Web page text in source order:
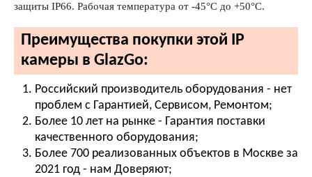
защиты IP66. Рабочая температура от -45°С до +50°С.
Преимущества покупки этой IP
камеры в GlazGo:
Российский производитель оборудования - нет
проблем с Гарантией, Сервисом, Ремонтом;
Более 10 лет на рынке - Гарантия поставки
качественного оборудования;
Более 700 реализованных объектов в Москве за
2021 год - нам Доверяют;